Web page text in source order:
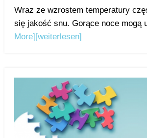
Wraz ze wzrostem temperatury
się jakość snu. Gorące noce mogą
More] [weiterlesen]